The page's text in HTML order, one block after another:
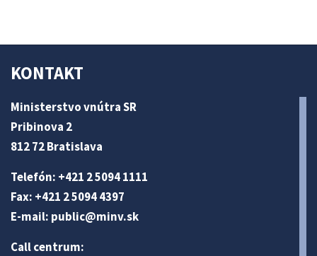
KONTAKT
Ministerstvo vnútra SR
Pribinova 2
812 72 Bratislava
Telefón: +421 2 5094 1111
Fax: +421 2 5094 4397
E-mail: public@minv.sk
Call centrum: